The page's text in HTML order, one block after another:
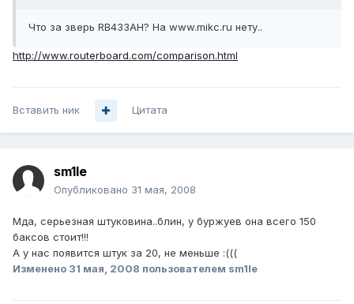
Что за зверь RB433AH? На www.mikc.ru нету..
http://www.routerboard.com/comparison.html
Вставить ник Цитата
sm1le
Опубликовано 31 мая, 2008
Мда, серьезная штуковина..блин, у буржуев она всего 150
баксов стоит!!!
А у нас появится штук за 20, не меньше :(((
Изменено 31 мая, 2008 пользователем sm1le